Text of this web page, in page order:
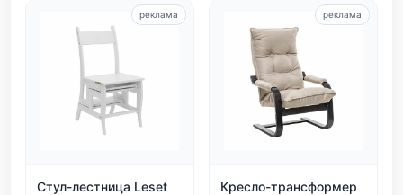
Стул-лестница Leset
реклама
Кресло-трансформер
реклама